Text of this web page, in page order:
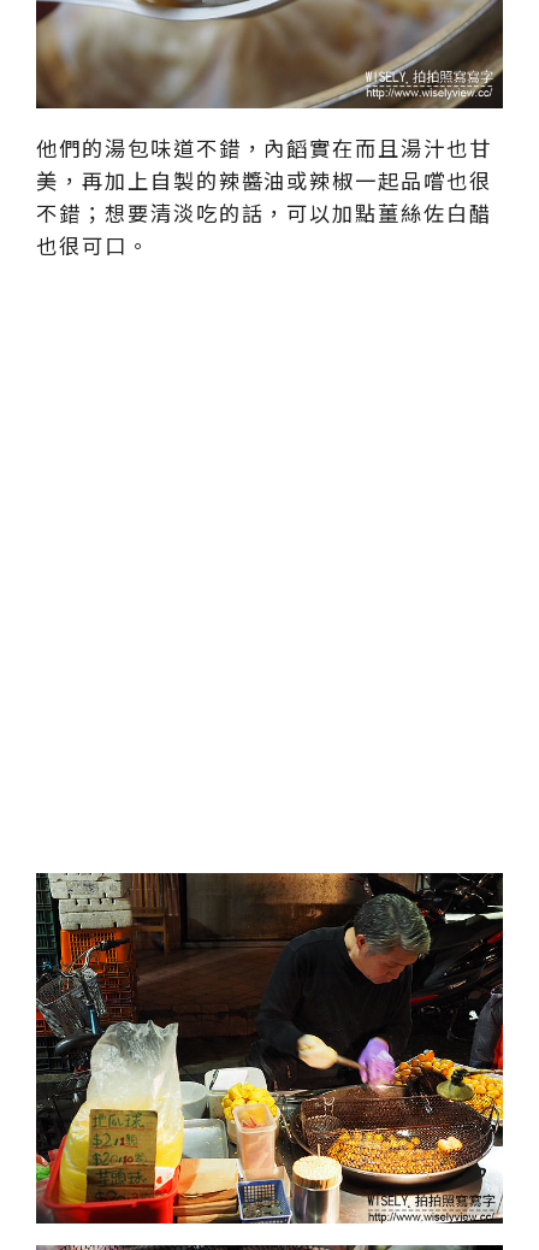
他們的湯包味道不錯，內饀實在而且湯汁也甘
美，再加上自製的辣醬油或辣椒一起品嚐也很
不錯；想要清淡吃的話，可以加點薑絲佐白醋
也很可口。